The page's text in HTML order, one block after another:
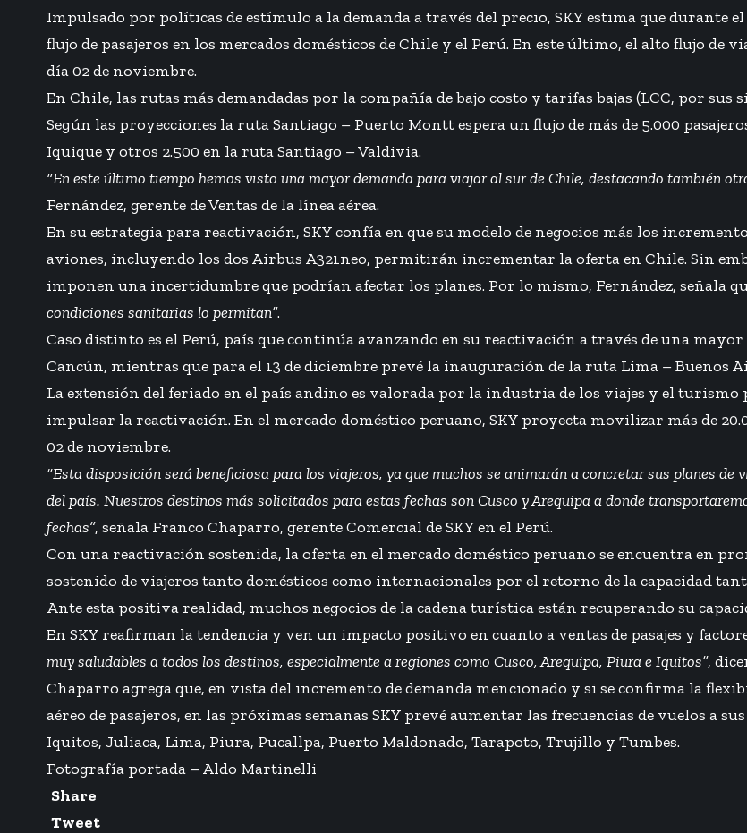
Impulsado por políticas de estímulo a la demanda a través del precio, SKY estima que
flujo de pasajeros en los mercados domésticos de Chile y el Perú. En este último, el alto flujo de
día 02 de noviembre.
En Chile, las rutas más demandadas por la compañía de bajo costo y tarifas bajas (LCC, por
Según las proyecciones la ruta Santiago – Puerto Montt espera un flujo de más de 5.000
Iquique y otros 2.500 en la ruta Santiago – Valdivia.
“En este último tiempo hemos visto una mayor demanda para viajar al sur de Chile, destacando también
Fernández, gerente de Ventas de la línea aérea.
En su estrategia para reactivación, SKY confía en que su modelo de negocios más los
aviones, incluyendo los dos Airbus A321neo, permitirán incrementar la oferta en Chile. Sin
imponen una incertidumbre que podrían afectar los planes. Por lo mismo, Fernández, señala
condiciones sanitarias lo permitan”.
Caso distinto es el Perú, país que continúa avanzando en su reactivación a través de una
Cancún, mientras que para el 13 de diciembre prevé la inauguración de la ruta Lima – Buenos
La extensión del feriado en el país andino es valorada por la industria de los viajes y el
impulsar la reactivación. En el mercado doméstico peruano, SKY proyecta movilizar más de
02 de noviembre.
“Esta disposición será beneficiosa para los viajeros, ya que muchos se animarán aconcretar sus planes de
del país. Nuestros destinos más solicitados para estas fechas son Cusco y Arequipa a donde
fechas”, señala Franco Chaparro, gerente Comercial de SKY en el Perú.
Con una reactivación sostenida, la oferta en el mercado doméstico peruano se encuentra en
sostenido de viajeros tanto domésticos como internacionales por el retorno de la capacidad
Ante esta positiva realidad, muchos negocios de la cadena turística están recuperando su
En SKY reafirman la tendencia y ven un impacto positivo en cuanto a ventas de pasajes y
muy saludables a todos los destinos, especialmente a regiones como Cusco, Arequipa, Piura e Iquitos”,
Chaparro agrega que, en vista del incremento de demanda mencionado y si se confirma la
aéreo de pasajeros, en las próximas semanas SKY prevé aumentar las frecuencias de vuelos a
Iquitos, Juliaca, Lima, Piura, Pucallpa, Puerto Maldonado, Tarapoto, Trujillo y Tumbes.
Fotografía portada – Aldo Martinelli
Share
Tweet